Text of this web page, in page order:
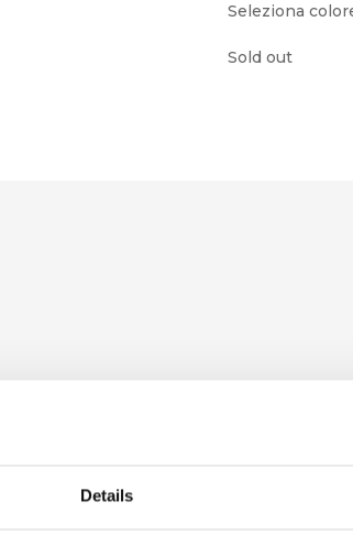
Details
Seleziona
Sold out